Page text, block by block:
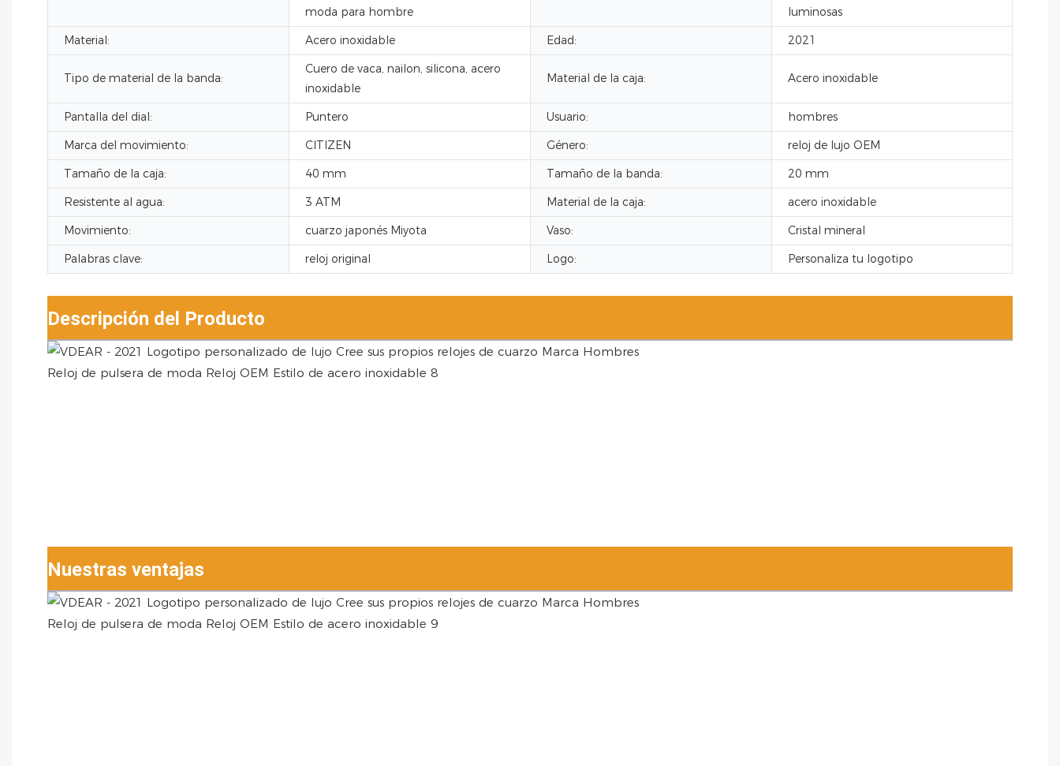
moda para hombre
luminosas
Material:
Acero inoxidable Edad: 2021
Tipo de material de la banda:
Cuero de vaca, nailon, silicona, acero
inoxidable
Material de la caja: Acero inoxidable
Pantalla del dial: Puntero Usuario:
hombres
Marca del movimiento:
CITIZEN Género:
reloj de lujo OEM
Tamaño de la caja:
40 mm Tamaño de la banda:
20 mm
Resistente al agua:
3 ATM Material de la caja:
acero inoxidable
Movimiento:
cuarzo japonés Miyota Vaso:
Cristal mineral
Palabras clave:
reloj original Logo: Personaliza tu logotipo
Descripción del Producto
Nuestras ventajas